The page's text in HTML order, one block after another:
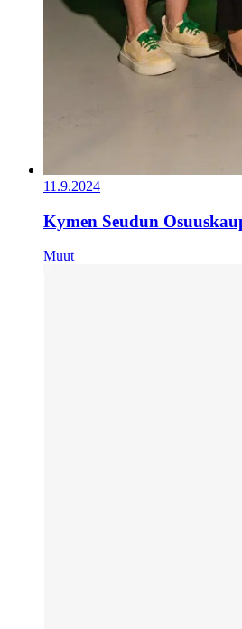
11.9.2024
Kymen Seudun
Muut